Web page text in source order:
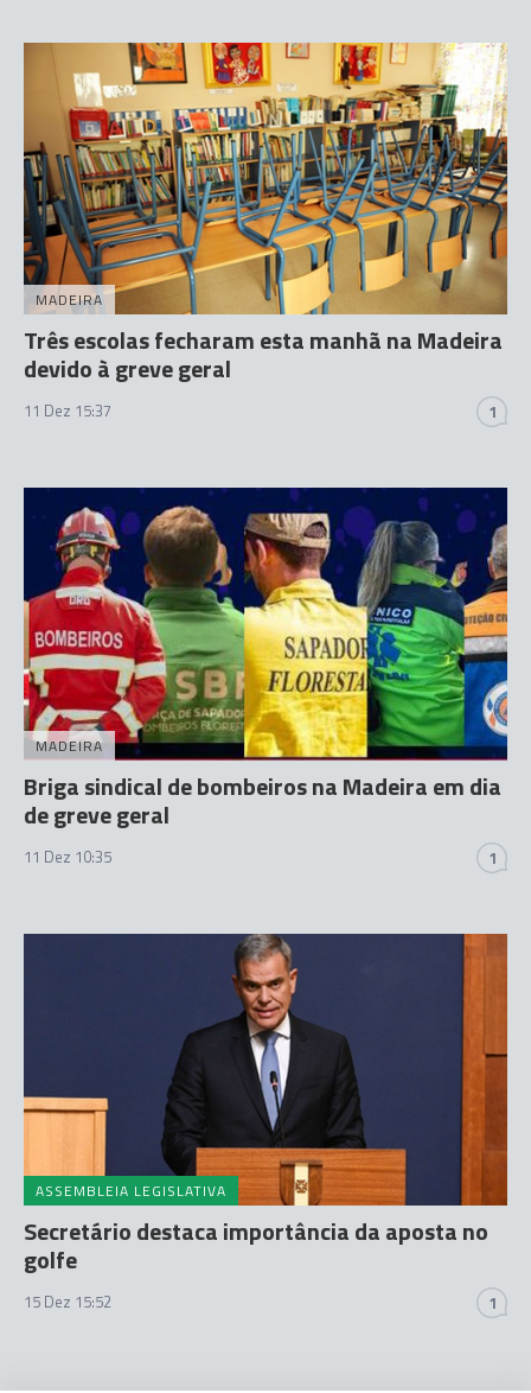
MADEIRA
Três escolas fecharam esta manhã na Madeira
devido à greve geral
11 Dez 15:37 1
MADEIRA
Briga sindical de bombeiros na Madeira em dia
de greve geral
11 Dez 10:35 1
ASSEMBLEIA LEGISLATIVA
Secretário destaca importância da aposta no
golfe
15 Dez 15:52 1